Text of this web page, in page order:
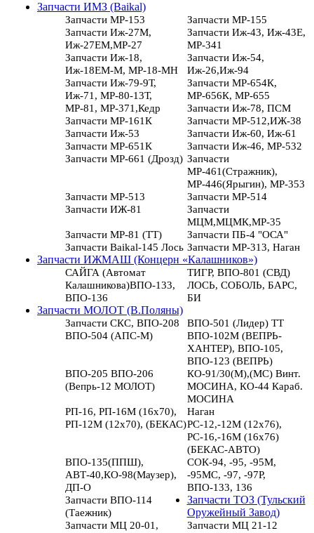
Запчасти ИМЗ (Baikal)
Запчасти МР-153
Запчасти МР-155
Запчасти Иж-27М,
Иж-27ЕМ,МР-27
Запчасти Иж-43, Иж-43Е,
МР-341
Запчасти Иж-18,
Иж-18ЕМ-М, МР-18-МН
Запчасти Иж-54,
Иж-26,Иж-94
Запчасти Иж-79-9Т,
Иж-71, МР-80-13Т,
МР-81, МР-371,Кедр
Запчасти МР-654К,
МР-656К, МР-655
Запчасти Иж-78, ПСМ
Запчасти МР-161К
Запчасти МР-512,ИЖ-38
Запчасти Иж-53
Запчасти Иж-60, Иж-61
Запчасти МР-651К
Запчасти Иж-46, МР-532
Запчасти МР-661 (Дрозд) Запчасти
МР-461(Стражник),
МР-446(Ярыгин), МР-353
Запчасти МР-513
Запчасти МР-514
Запчасти ИЖ-81
Запчасти
МЦМ,МЦМК,МР-35
Запчасти МР-81 (ТТ)
Запчасти ПБ-4 "ОСА"
Запчасти Baikal-145 Лось Запчасти МР-313, Наган
Запчасти ИЖМАШ (Концерн «Калашников»)
САЙГА (Автомат
Калашникова)ВПО-133,
ВПО-136
ТИГР, ВПО-801 (СВД)
ЛОСЬ, СОБОЛЬ, БАРС,
БИ
Запчасти МОЛОТ (В.Поляны)
Запчасти СКС, ВПО-208
ВПО-501 (Лидер) ТТ
ВПО-504 (АПС-М)
ВПО-102М (ВЕПРЬ-
ХАНТЕР), ВПО-105,
ВПО-123 (ВЕПРЬ)
ВПО-205 ВПО-206
(Вепрь-12 МОЛОТ)
КО-91/30(М),(МС) Винт.
МОСИНА, КО-44 Караб.
МОСИНА
РП-16, РП-16М (16х70),
РП-12М (12х70), (БЕКАС)
Наган
РС-12,-12М (12х76),
РС-16,-16М (16х76)
(БЕКАС-АВТО)
ВПО-135(ППШ),
АВТ-40,КО-98(Маузер),
ДП-О
СОК-94, -95, -95М,
-95МС, -97, -97Р,
ВПО-133, 136
Запчасти ВПО-114
(Таежник)
Запчасти ТОЗ (Тульский
Оружейный Завод)
Запчасти МЦ 20-01,
Запчасти МЦ 21-12